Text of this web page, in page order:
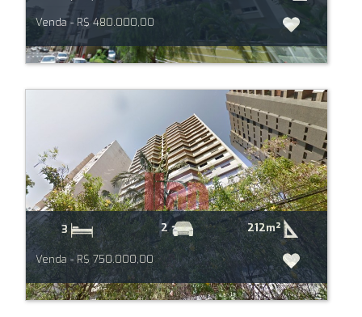
Venda - R$ 480.000,00
3 2 212m²
Venda - R$ 750.000,00